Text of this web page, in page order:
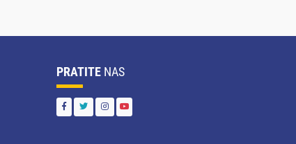
PRATITE NAS